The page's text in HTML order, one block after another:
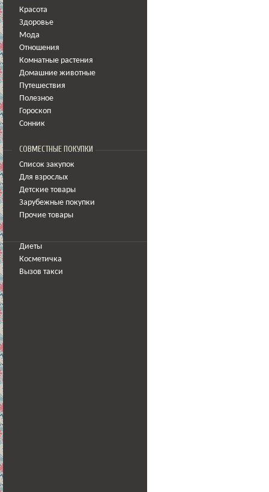
Красота
Здоровье
Мода
Отношения
Комнатные растения
Домашние животные
Путешествия
Полезное
Гороскоп
Сонник
СОВМЕСТНЫЕ ПОКУПКИ
Список закупок
Для взрослых
Детские товары
Зарубежные покупки
Прочие товары
Диеты
Косметичка
Вызов такси